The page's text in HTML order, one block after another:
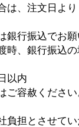
日より１
行振込でお願
、銀行振込の
内
赦ください
せていた